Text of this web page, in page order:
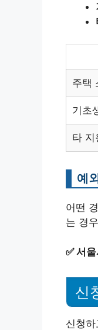
주택
기초
타 지
예
어떤
는 경
✅서
신
신청